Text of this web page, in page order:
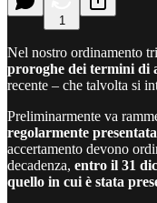
1
Nel nostro ordinamento
proroghe dei termini di
recente – che talvolta si
Preliminarmente va
regolarmente presentata
accertamento devono
decadenza, entro il 31
quello in cui è stata